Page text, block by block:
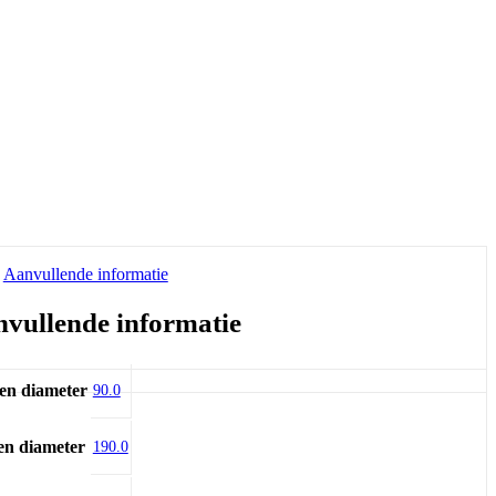
Aanvullende informatie
informatie
diameter 90.0
diameter 190.0